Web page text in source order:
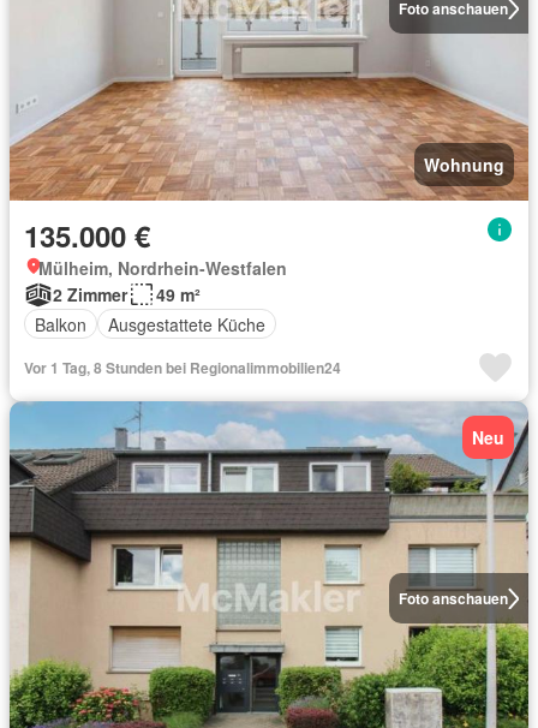
Foto anschauen
Wohnung
135.000 €
Mülheim, Nordrhein-Westfalen
2 Zimmer
49 m²
Balkon
Ausgestattete Küche
Vor 1 Tag, 8 Stunden bei Regionalimmobilien24
Foto anschauen
Neu